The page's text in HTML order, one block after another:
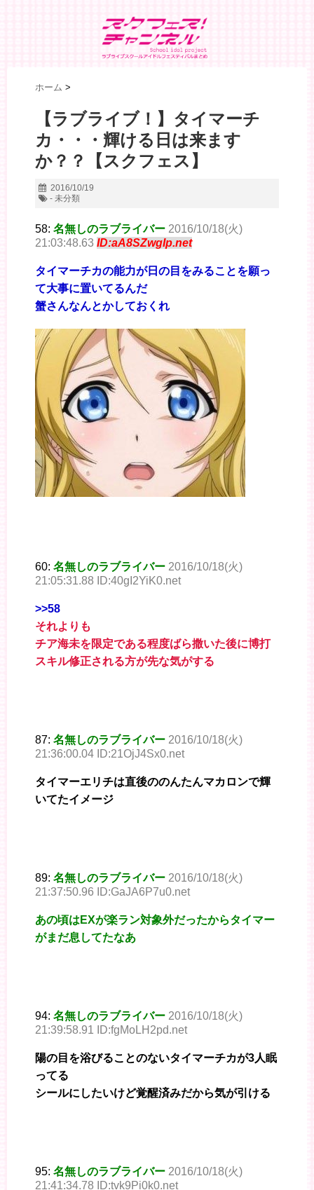
ホーム >
【ラブライブ！】タイマーチ
カ・・・輝ける日は来ます
か？？【スクフェス】
2016/10/19
- 未分類
58: 名無しのラブライバー 2016/10/18(火)
21:03:48.63 ID:aA8SZwgIp.net
タイマーチカの能力が日の目をみることを願っ
て大事に置いてるんだ
蟹さんなんとかしておくれ
60: 名無しのラブライバー 2016/10/18(火)
21:05:31.88 ID:40gI2YiK0.net
>>58
それよりも
チア海未を限定である程度ばら撒いた後に博打
スキル修正される方が先な気がする
87: 名無しのラブライバー 2016/10/18(火)
21:36:00.04 ID:21OjJ4Sx0.net
タイマーエリチは直後ののんたんマカロンで輝
いてたイメージ
89: 名無しのラブライバー 2016/10/18(火)
21:37:50.96 ID:GaJA6P7u0.net
あの頃はEXが楽ラン対象外だったからタイマー
がまだ息してたなあ
94: 名無しのラブライバー 2016/10/18(火)
21:39:58.91 ID:fgMoLH2pd.net
陽の目を浴びることのないタイマーチカが3人眠
ってる
シールにしたいけど覚醒済みだから気が引ける
95: 名無しのラブライバー 2016/10/18(火)
21:41:34.78 ID:tvk9Pi0k0.net